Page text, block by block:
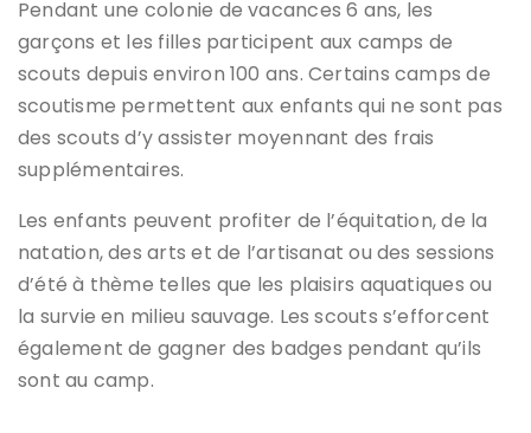
Pendant une colonie de vacances 6 ans, les
garçons et les filles participent aux camps de
scouts depuis environ 100 ans. Certains camps de
scoutisme permettent aux enfants qui ne sont pas
des scouts d’y assister moyennant des frais
supplémentaires.
Les enfants peuvent profiter de l’équitation, de la
natation, des arts et de l’artisanat ou des sessions
d’été à thème telles que les plaisirs aquatiques ou
la survie en milieu sauvage. Les scouts s’efforcent
également de gagner des badges pendant qu’ils
sont au camp.